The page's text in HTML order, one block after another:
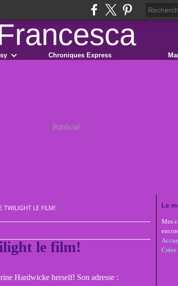
Chroniques Express
Publicité
TWILIGHT LE FILM!
le film!
Hardwicke herself! Son adresse :
Le
Mes